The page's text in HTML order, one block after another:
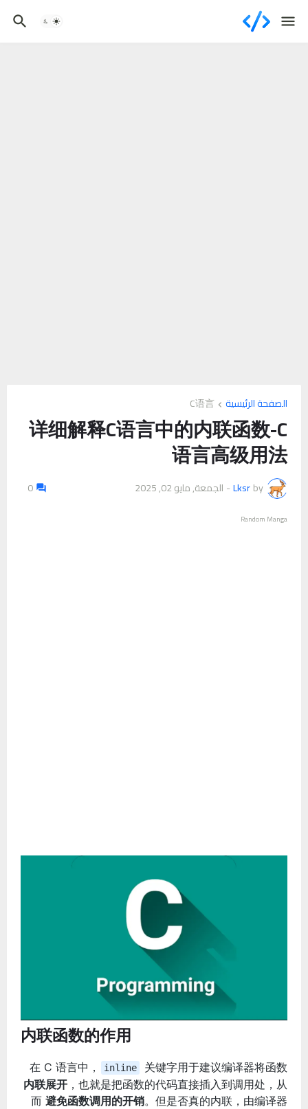
الصفحة الرئيسية C语言
详细解释C语言中的内联函数-C
语言高级用法
by
Lksr
- الجمعة, مايو 02, 2025 0
Random Manga
内联函数的作用
在 C 语言中， inline
关键字用于建议编译器将函数
内联展开 ，也就是把函数的代码直接插入到调用处，从
而 避免函数调用的开销。但是否真的内联，由编译器